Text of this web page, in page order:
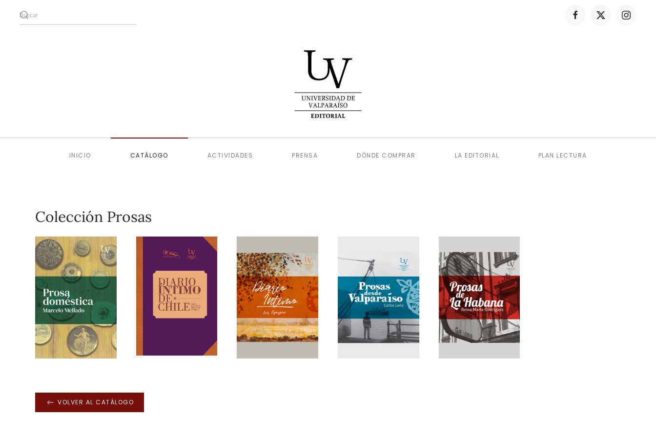
Skip to main content
INICIO CATÁLOGO ACTIVIDADES PRENSA DÓNDE COMPRAR LA EDITORIAL PLAN LECTURA
Colección Prosas
VOLVER AL CATÁLOGO